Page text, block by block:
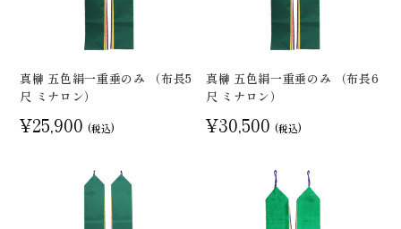
真榊 五色絹一重垂のみ （布長5
尺 ミナロン）
¥25,900 (税込)
真榊 五色絹一重垂のみ （布長6
尺 ミナロン）
¥30,500 (税込)